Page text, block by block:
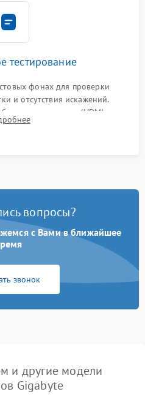
тестирование
фонах для проверки
и отсутствия искажений.
всех портов (HDMI,
управления под нагрузкой в
вопросы?
с Вами в ближайшее
звонок
и другие модели
Gigabyte